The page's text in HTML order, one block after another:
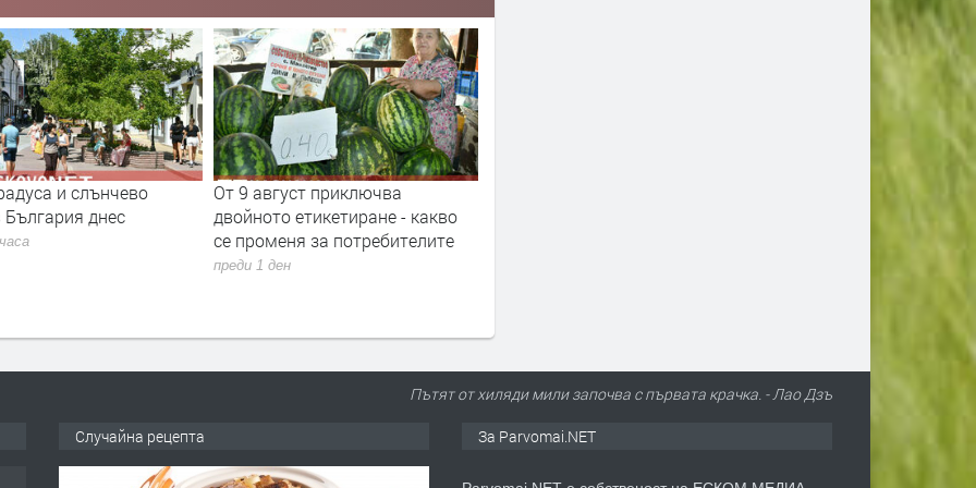
и слънчево
България днес
От 9 август приключва
двойното етикетиране - какво
се променя за потребителите
преди 1 ден
въздух, но климатът
да правим и крачка
Пътят от хиляди мили започва с първата крачка. - Лао Дзъ
Случайна рецепта За Parvomai.NET